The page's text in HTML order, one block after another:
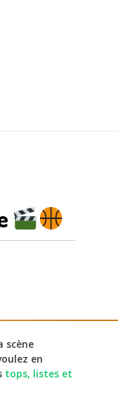
scène
en
tops, listes et